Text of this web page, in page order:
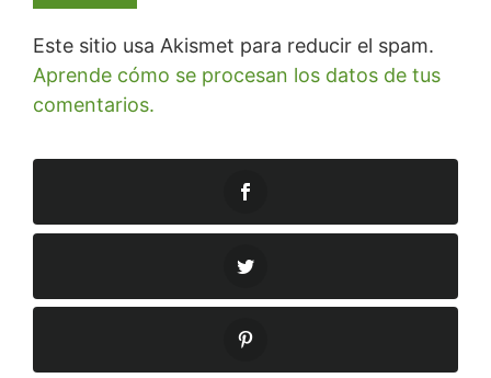
Este sitio usa Akismet para reducir el spam.
Aprende cómo se procesan los datos de tus
comentarios.